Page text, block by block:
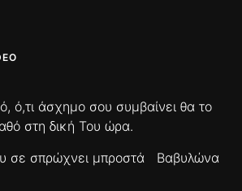
ό,τι άσχημο σου συμβαίνει θα το
στη δική Του ώρα.
σε σπρώχνει μπροστά
Βαβυλώνα